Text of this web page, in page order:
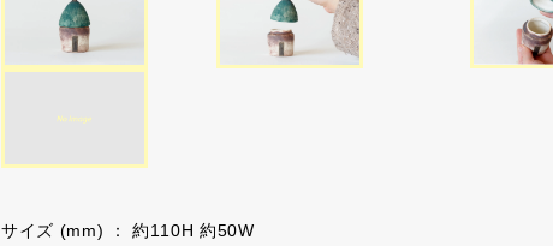
サイズ (mm) ： 約110H 約50W